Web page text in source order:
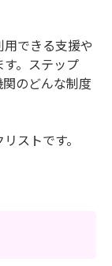
できる支援や
。ステップ
のどんな制度
ストです。